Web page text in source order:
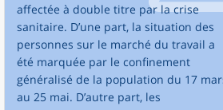
affectée à double titre par la crise
sanitaire. D’une part, la situation des
personnes sur le marché du travail a
été marquée par le confinement
généralisé de la population du 17
au 25 mai. D’autre part, les